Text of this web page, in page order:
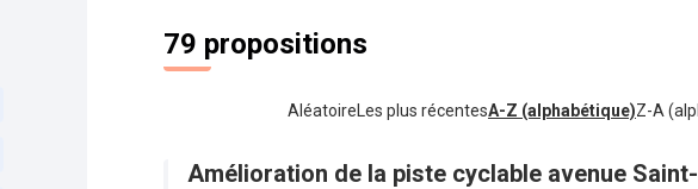
79 propositions
Aléatoire Les plus récentesA-Z (alphabétique)Z-A
Amélioration de la piste cyclable avenue